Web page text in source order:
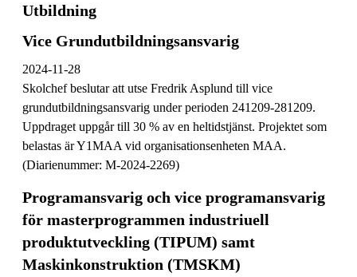
Utbildning
Vice Grundutbildningsansvarig
2024-11-28
Skolchef beslutar att utse Fredrik Asplund till vice
grundutbildningsansvarig under perioden 241209-281209.
Uppdraget uppgår till 30 % av en heltidstjänst. Projektet som
belastas är Y1MAA vid organisationsenheten MAA.
(Diarienummer: M-2024-2269)
Programansvarig och vice programansvarig
för masterprogrammen industriuell
produktutveckling (TIPUM) samt
Maskinkonstruktion (TMSKM)